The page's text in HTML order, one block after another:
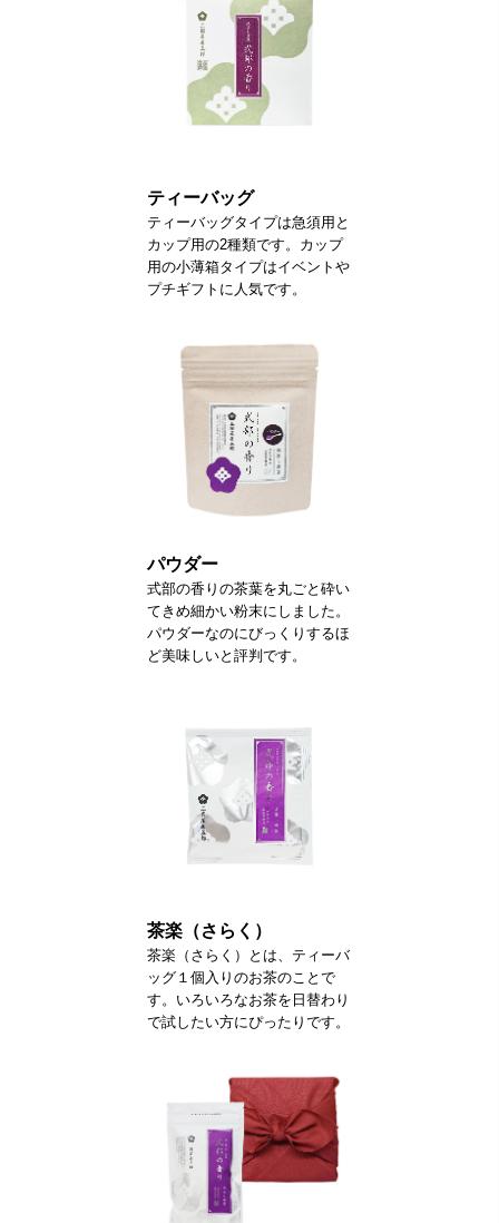
ティーバッグ
ティーバッグタイプは急須用と
カップ用の2種類です。カップ
用の小薄箱タイプはイベントや
プチギフトに人気です。
パウダー
式部の香りの茶葉を丸ごと砕い
てきめ細かい粉末にしました。
パウダーなのにびっくりするほ
ど美味しいと評判です。
茶楽（さらく）
茶楽（さらく）とは、ティーバ
ッグ１個入りのお茶のことで
す。いろいろなお茶を日替わり
で試したい方にぴったりです。